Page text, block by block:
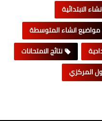
الابتدائية
مواضيع انشاء المتوسطة
نتائج الامتحانات
المركزي